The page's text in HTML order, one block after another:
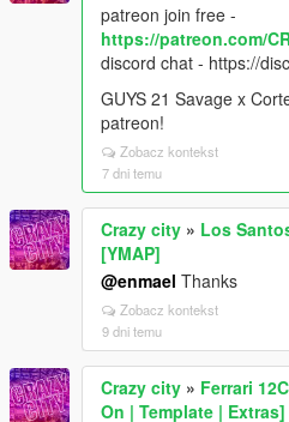
patreon join free -
https://patreon.com/
discord chat - https://
GUYS 21 Savage x
patreon!
Zobacz kontekst
7 dni temu
Crazy city » Los
[YMAP]
@enmael Thanks
Zobacz kontekst
9 dni temu
Crazy city » Ferrari
On | Template | Extras]